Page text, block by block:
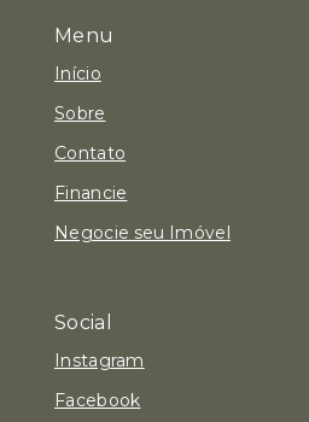
Menu
Início
Sobre
Contato
Financie
Negocie seu Imóvel
Social
Instagram
Facebook